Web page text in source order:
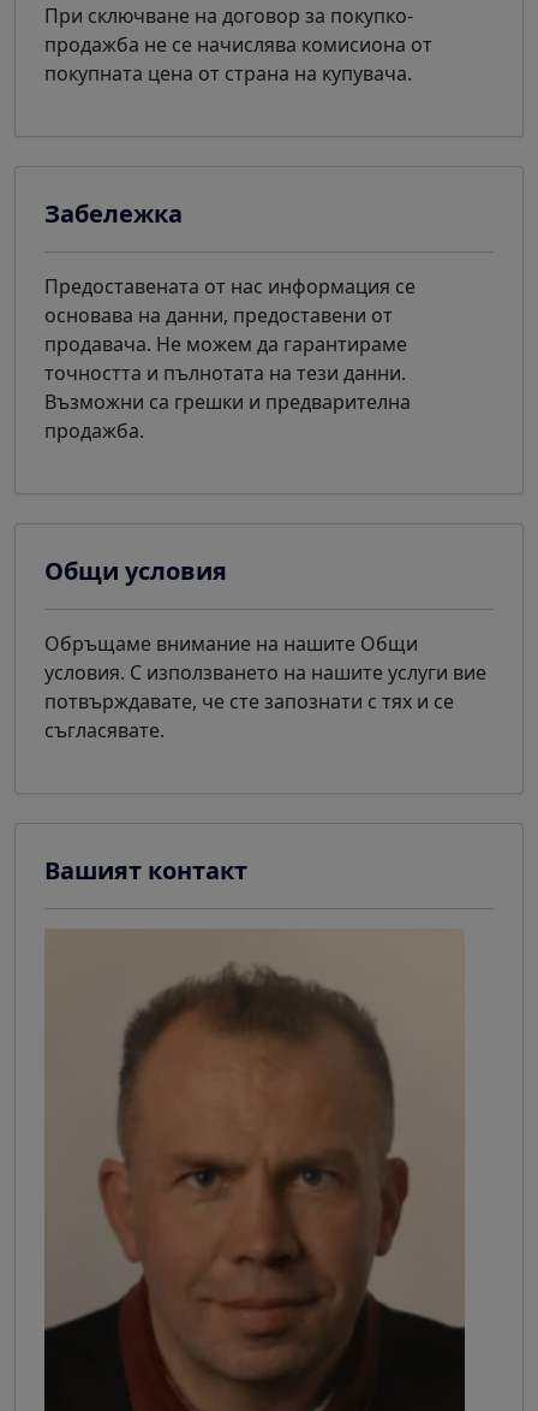
При сключване на договор за покупко-
продажба не се начислява комисиона от
покупната цена от страна на купувача.
Забележка
Предоставената от нас информация се
основава на данни, предоставени от
продавача. Не можем да гарантираме
точността и пълнотата на тези данни.
Възможни са грешки и предварителна
продажба.
Общи условия
Обръщаме внимание на нашите Общи
условия. С използването на нашите услуги вие
потвърждавате, че сте запознати с тях и се
съгласявате.
Вашият контакт